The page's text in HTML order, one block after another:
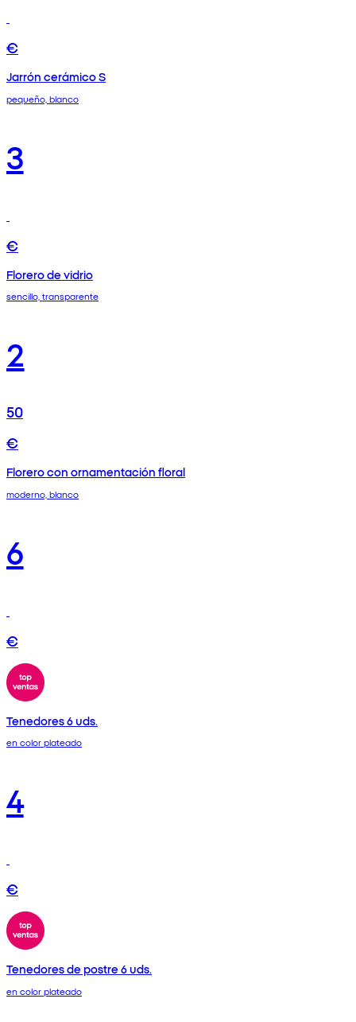
€
Jarrón cerámico S
pequeño, blanco
3
€
Florero de vidrio
sencillo, transparente
2
50
€
Florero con ornamentación floral
moderno, blanco
6
€
Tenedores 6 uds.
en color plateado
4
€
Tenedores de postre 6 uds.
en color plateado